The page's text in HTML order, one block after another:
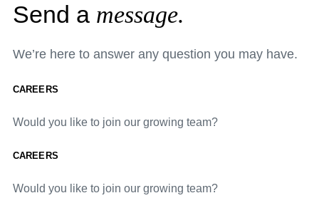
Send a message.
We’re here to answer any question you may have.
CAREERS
Would you like to join our growing team?
CAREERS
Would you like to join our growing team?